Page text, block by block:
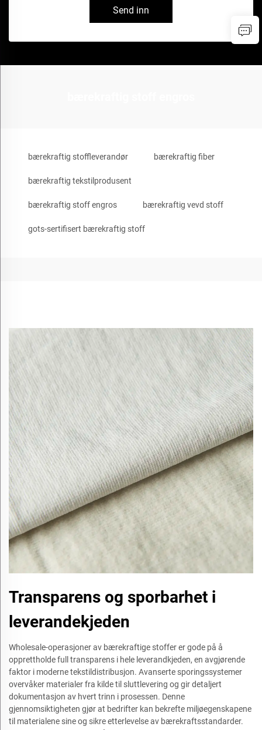
Send inn
bærekraftig stoffleverandør bærekraftig fiber
bærekraftig tekstilprodusent
bærekraftig stoff engros bærekraftig vevd stoff
gots-sertifisert bærekraftig stoff
Transparens og sporbarhet i
leverandekjeden
Wholesale-operasjoner av bærekraftige stoffer er gode på å
opprettholde full transparens i hele leverandkjeden, en avgjørende
faktor i moderne tekstildistribusjon. Avanserte sporingssystemer
overvåker materialer fra kilde til sluttlevering og gir detaljert
dokumentasjon av hvert trinn i prosessen. Denne
gjennomsiktigheten gjør at bedrifter kan bekrefte miljøegenskapene
til materialene sine og sikre etterlevelse av bærekraftsstandarder.